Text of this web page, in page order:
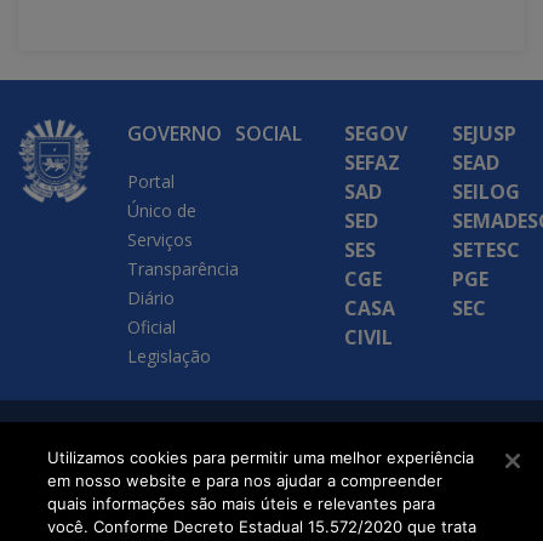
GOVERNO
Portal
Único de
Serviços
Transparência
Diário
Oficial
Legislação
SOCIAL
SEGOV
SEFAZ
SAD
SED
SES
CGE
CASA
CIVIL
SEJUSP
SEAD
SEILOG
SETESC
PGE
SEC
SETDIG | Secretaria-
Executiva de
Transformação Digital
Utilizamos cookies para permitir uma melhor experiência
em nosso website e para nos ajudar a compreender
quais informações são mais úteis e relevantes para
você. Conforme Decreto Estadual 15.572/2020 que trata